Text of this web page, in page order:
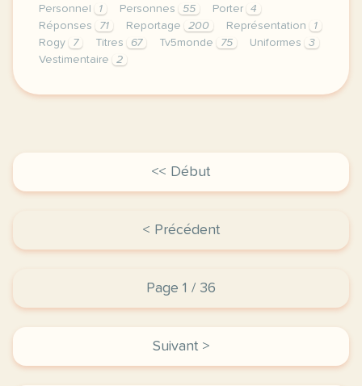
Personnel
1 Personnes 55 Porter
4
Réponses
71 Reportage 200 Représentation
1
Rogy
7 Titres 67 Tv5monde 75 Uniformes
3
Vestimentaire
2
le respect de votre vie privee est une priorite
<< Début
< Précédent
Page 1 / 36
Suivant >